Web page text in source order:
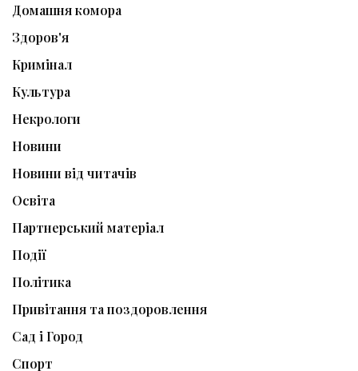
Домашня комора
Здоров'я
Кримінал
Культура
Некрологи
Новини
Новини від читачів
Освіта
Партнерський матеріал
Події
Політика
Привітання та поздоровлення
Сад і Город
Спорт